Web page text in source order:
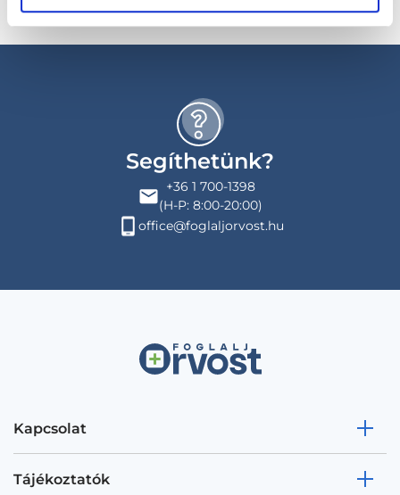
Segíthetünk?
+36 1 700-1398
(H-P: 8:00-20:00)
office@foglaljorvost.hu
Kapcsolat
Tájékoztatók